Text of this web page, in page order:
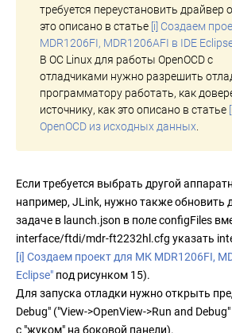
требуется переустановить драйвер
это описано в статье [i] Создаем
MDR1206FI, MDR1206AFI в IDE
В ОС Linux для работы OpenOCD с
отладчиками нужно разрешить
программатору работать, как
источнику, как это описано в статье
OpenOCD из исходных данных
Если требуется выбрать другой
например, JLink, нужно также обновить
задаче в launch.json в поле configFiles
interface/ftdi/mdr-ft2232hl.cfg указать
[i] Создаем проект для МК MDR1206FI,
Eclipse" под рисунком 15).
Для запуска отладки нужно открыть
Debug" ("View->OpenView->Run and
с "жуком" на боковой панели).